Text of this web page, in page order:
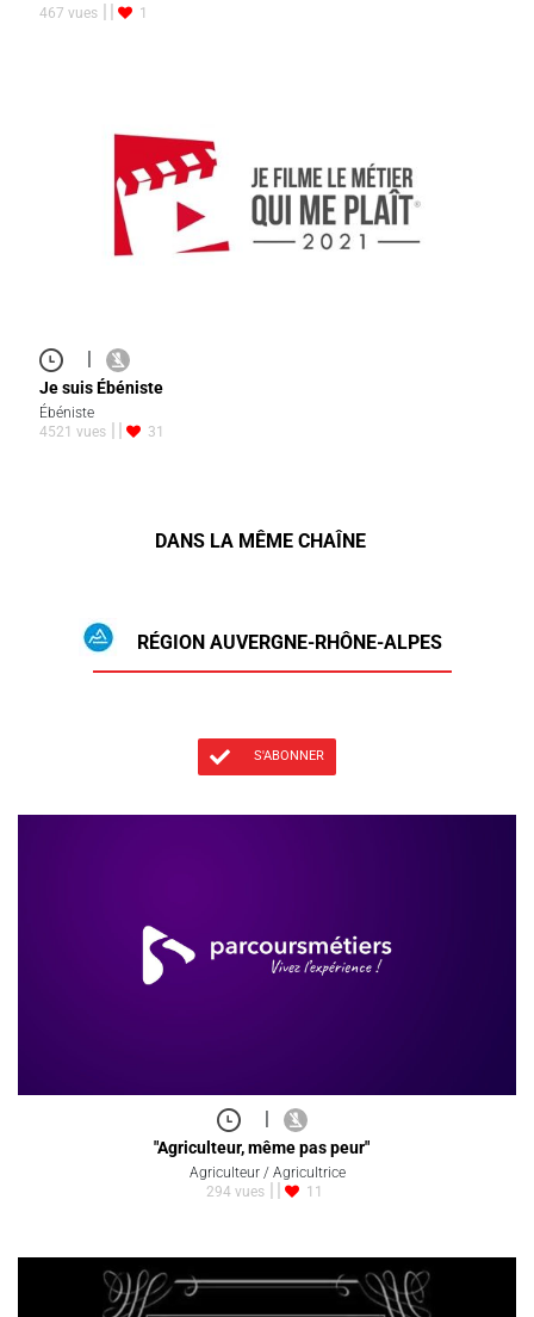
467 vues
1
|
Je suis Ébéniste
Ébéniste
4521 vues
31
DANS LA MÊME CHAÎNE
RÉGION AUVERGNE-RHÔNE-ALPES
S'ABONNER
"Agriculteur, même pas peur"
Agriculteur / Agricultrice
294 vues
11